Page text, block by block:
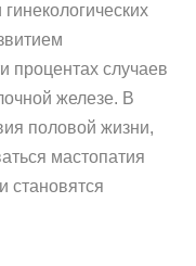
процентах случаев
железе. В
половой жизни,
мастопатия
становятся